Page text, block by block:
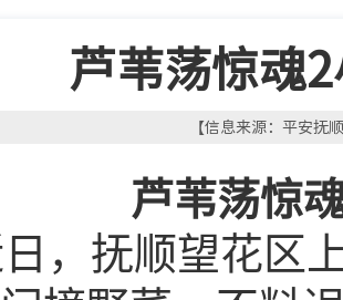
芦苇荡惊魂
【信息来源：平安
芦苇荡惊
，抚顺望花区